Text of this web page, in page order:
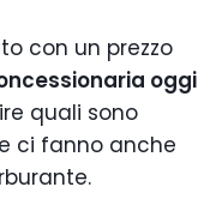
con un prezzo
oggi
quali sono
ci fanno anche